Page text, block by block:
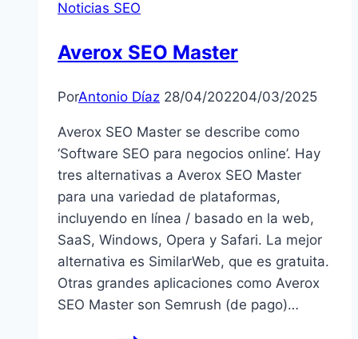
Noticias SEO
Averox SEO Master
PorAntonio Díaz 28/04/202204/03/2025
Averox SEO Master se describe como
‘Software SEO para negocios online’. Hay
tres alternativas a Averox SEO Master
para una variedad de plataformas,
incluyendo en línea / basado en la web,
SaaS, Windows, Opera y Safari. La mejor
alternativa es SimilarWeb, que es gratuita.
Otras grandes aplicaciones como Averox
SEO Master son Semrush (de pago)…